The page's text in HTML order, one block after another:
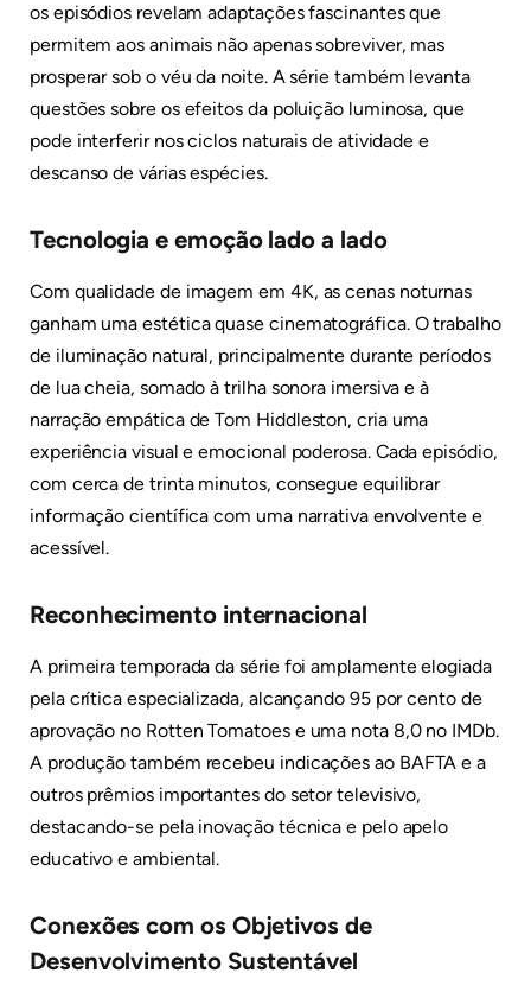
os episódios revelam adaptações fascinantes que
permitem aos animais não apenas sobreviver, mas
prosperar sob o véu da noite. A série também levanta
questões sobre os efeitos da poluição luminosa, que
pode interferir nos ciclos naturais de atividade e
descanso de várias espécies.
Tecnologia e emoção lado a lado
Com qualidade de imagem em 4K, as cenas noturnas
ganham uma estética quase cinematográfica. O trabalho
de iluminação natural, principalmente durante períodos
de lua cheia, somado à trilha sonora imersiva e à
narração empática de Tom Hiddleston, cria uma
experiência visual e emocional poderosa. Cada episódio,
com cerca de trinta minutos, consegue equilibrar
informação científica com uma narrativa envolvente e
acessível.
Reconhecimento internacional
A primeira temporada da série foi amplamente elogiada
pela crítica especializada, alcançando 95 por cento de
aprovação no Rotten Tomatoes e uma nota 8,0 no IMDb.
A produção também recebeu indicações ao BAFTA e a
outros prêmios importantes do setor televisivo,
destacando-se pela inovação técnica e pelo apelo
educativo e ambiental.
Conexões com os Objetivos de
Desenvolvimento Sustentável